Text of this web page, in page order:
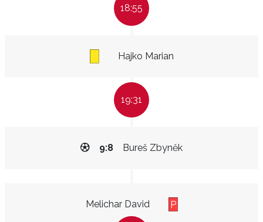
18:55
Hajko Marian
19:31
Bureš Zbyněk
9:8
Melichar David P